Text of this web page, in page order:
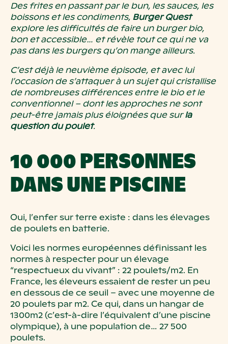
Des frites en passant par le bun, les sauces, les
boissons et les condiments, Burger Quest
explore les difficultés de faire un burger bio,
bon et accessible… et révèle tout ce qui ne va
pas dans les burgers qu’on mange ailleurs.
C’est déjà le neuvième épisode, et avec lui
l’occasion de s’attaquer à un sujet qui cristallise
de nombreuses différences entre le bio et le
conventionnel – dont les approches ne sont
peut-être jamais plus éloignées que surla
question du poulet.
10 000 PERSONNES
DANS UNE PISCINE
Oui, l’enfer sur terre existe : dans les élevages
de poulets en batterie.
Voici les normes européennes définissant les
normes à respecter pour un élevage
“respectueux du vivant” : 22 poulets/m2. En
France, les éleveurs essaient de rester un peu
en dessous de ce seuil – avec une moyenne de
20 poulets par m2. Ce qui, dans un hangar de
1300m2 (c’est-à-dire l’équivalent d’une piscine
olympique), à une population de… 27 500
poulets.